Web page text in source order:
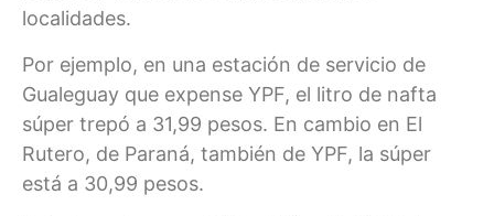
localidades.
Por ejemplo, en una estación de servicio de
Gualeguay que expense YPF, el litro de nafta
súper trepó a 31,99 pesos. En cambio en El
Rutero, de Paraná, también de YPF, la súper
está a 30,99 pesos.